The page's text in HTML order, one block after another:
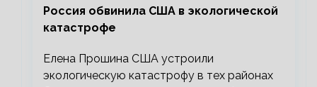
Россия обвинила США в экологической
катастрофе
Елена Прошина США устроили
экологическую катастрофу в тех районах